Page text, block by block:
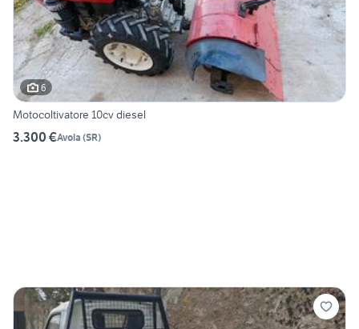
6
Motocoltivatore 10cv diesel
3.300 €Avola (SR)